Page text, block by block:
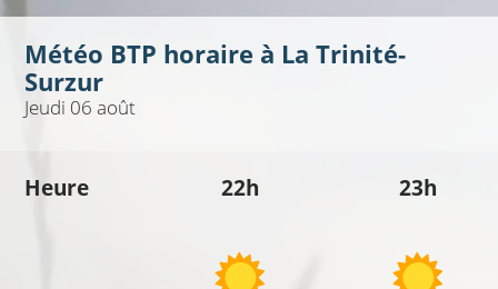
Météo BTP horaire à La Trinité-
Surzur
Jeudi 06 août
Heure 22h 23h